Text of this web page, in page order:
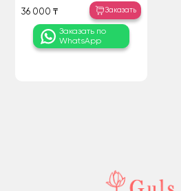
36 000 ₸ Заказать
Заказать по
WhatsApp